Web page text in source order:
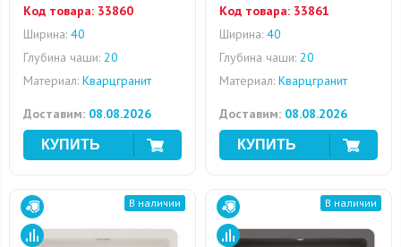
Код товара: 33860
Ширина: 40
Глубина чаши: 20
Материал: Кварцгранит
Доставим: 08.08.2026
Код товара: 33861
Ширина: 40
Глубина чаши: 20
Материал: Кварцгранит
Доставим: 08.08.2026
В наличии В наличии